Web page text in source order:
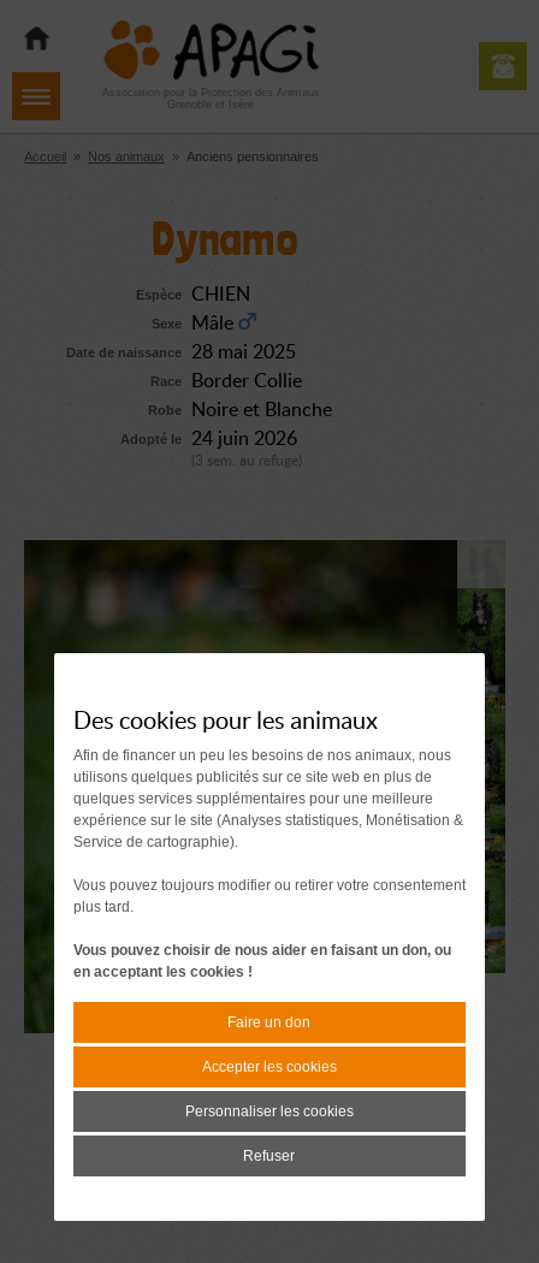
navigation
contenu
Aller
pied
de
Association pour la Protection des Animaux
Grenoble et Isère
Accueil » Nos animaux » Anciens pensionnaires
Dynamo
Espèce CHIEN
Sexe Mâle
Date de naissance 28 mai 2025
Race Border Collie
Robe Noire et Blanche
Adopté le 24 juin 2026
(3 sem. au refuge)
Des cookies pour les animaux
Afin de financer un peu les besoins de nos animaux, nous
utilisons quelques publicités sur ce site web en plus de
quelques services supplémentaires pour une meilleure
expérience sur le site (Analyses statistiques, Monétisation &
Service de cartographie).
Vous pouvez toujours modifier ou retirer votre consentement
plus tard.
Vous pouvez choisir de nous aider en faisant un don, ou
en acceptant les cookies !
Faire un don
Accepter les cookies
Personnaliser les cookies
Refuser